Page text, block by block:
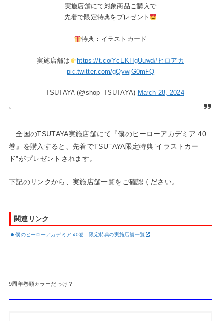
実施店舗にて対象商品ご購入で
先着で限定特典をプレゼント
特典：イラストカード
実施店舗は https://t.co/YcEKHgUuwd#ヒロアカ
pic.twitter.com/gQywjG0mFQ
— TSUTAYA (@shop_TSUTAYA) March 28, 2024
全国のTSUTAYA実施店舗にて『僕のヒーローアカデミア 40
巻』を購入すると、先着でTSUTAYA限定特典”イラストカー
ド”がプレゼントされます。
下記のリンクから、実施店舗一覧をご確認ください。
関連リンク
僕のヒーローアカデミア 40巻 限定特典の実施店舗一覧
9周年巻頭カラーだっけ？